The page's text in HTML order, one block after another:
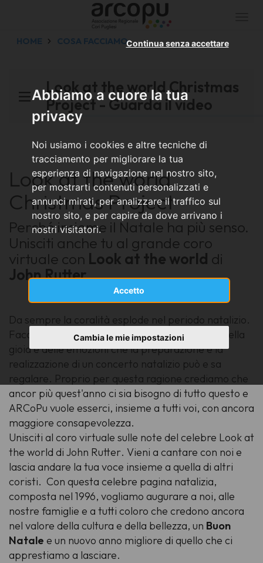
Abbiamo a cuore la tua
privacy
Noi usiamo i cookies e altre tecniche di
tracciamento per migliorare la tua
esperienza di navigazione nel nostro sito,
per mostrarti contenuti personalizzati e
annunci mirati, per analizzare il traffico sul
nostro sito, e per capire da dove arrivano i
nostri visitatori.
Accetto
Continua senza accettare
Cambia le mie impostazioni
HOME COSA FACCIAMO
Look at the world Christmas
Project - Guarda il video
Look at the world
Christmas Project
Perché insieme il Natale ha più senso.
Unisciti anche tu al grande coro
virtuale con Look at the world di
John Rutter
Da sempre la coralità esplode nel periodo natalizio.
Facciamo fatica a immaginare il Natale privo della
gioia e delle emozioni che la preparazione e la
realizzazione di un concerto natalizio può e sa
regalare. Proprio per questa ragione crediamo che
ancor più quest'anno ci sia bisogno di tutto questo e
ARCoPu vuole esserci, insieme a tutti voi, con ancora
maggiore consapevolezza.
Unisciti al coro virtuale sulle note del celebre Look at
the world di John Rutter. Vieni a cantare con noi e
lascia andare la tua voce insieme a quella di altri
coristi. Con questa celebre pagina natalizia,
composta nel 1996, vogliamo augurare a noi, alle
nostre famiglie e a tutti coloro che credono ancora
nel valore della cultura e della bellezza, un Buon
Natale e un nuovo anno migliore di quello che ci
apprestiamo a lasciare.